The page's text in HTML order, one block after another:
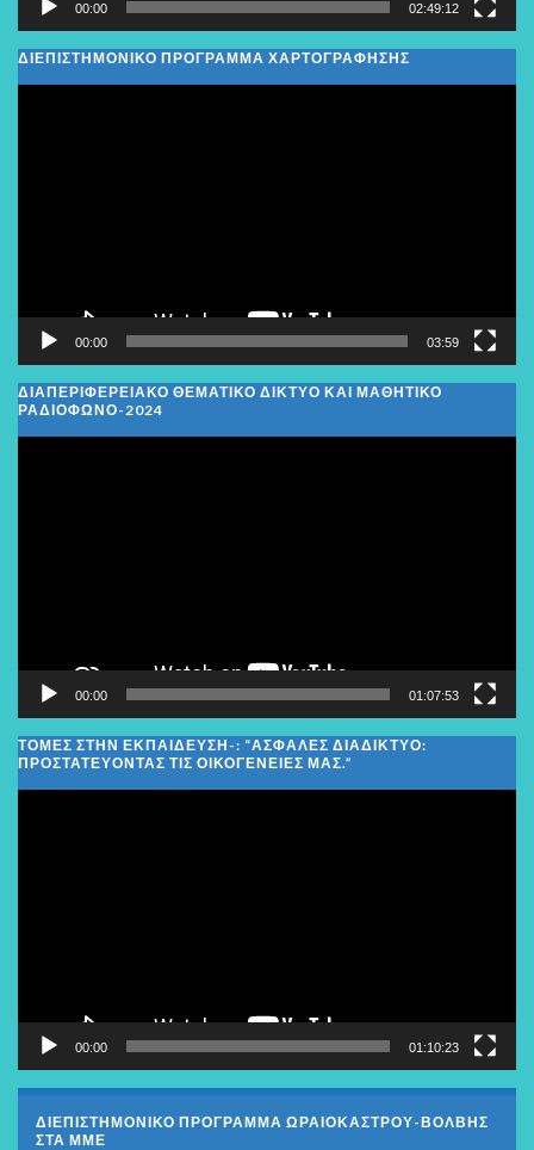
00:00 02:49:12
ΔΙΕΠΙΣΤΗΜΟΝΙΚΟ ΠΡΟΓΡΑΜΜΑ ΧΑΡΤΟΓΡΑΦΗΣΗΣ
00:00 03:59
ΔΙΑΠΕΡΙΦΕΡΕΙΑΚΌ ΘΕΜΑΤΙΚΌ ΔΊΚΤΥΟ ΚΑΙ ΜΑΘΗΤΙΚΌ
ΡΑΔΙΌΦΩΝΟ-2024
00:00 01:07:53
ΤΟΜΕΣ ΣΤΗΝ ΕΚΠΑΙΔΕΥΣΗ-: “ΑΣΦΑΛΈΣ ΔΙΑΔΊΚΤΥΟ:
ΠΡΟΣΤΑΤΕΎΟΝΤΑΣ ΤΙΣ ΟΙΚΟΓΈΝΕΙΕΣ ΜΑΣ.”
00:00 01:10:23
ΔΙΕΠΙΣΤΗΜΟΝΙΚΟ ΠΡΟΓΡΑΜΜΑ ΩΡΑΙΟΚΑΣΤΡΟΥ-ΒΟΛΒΗΣ
ΣΤΑ ΜΜΕ